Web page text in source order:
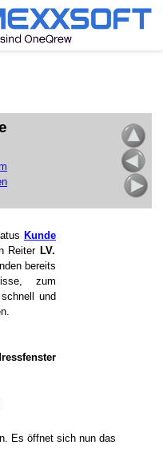
Kunde
Reiter LV.
bereits
zum
und
Es öffnet sich nun das